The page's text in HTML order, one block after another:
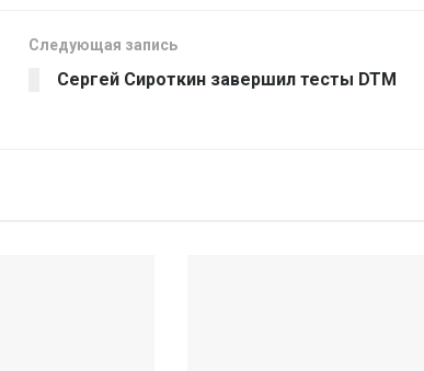
Следующая запись
Сергей Сироткин завершил тесты DTM